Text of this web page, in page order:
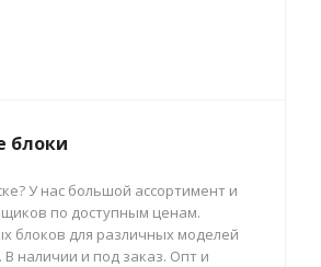
блоки
У нас большой ассортимент и
по доступным ценам.
блоков для различных моделей
наличии и под заказ. Опт и